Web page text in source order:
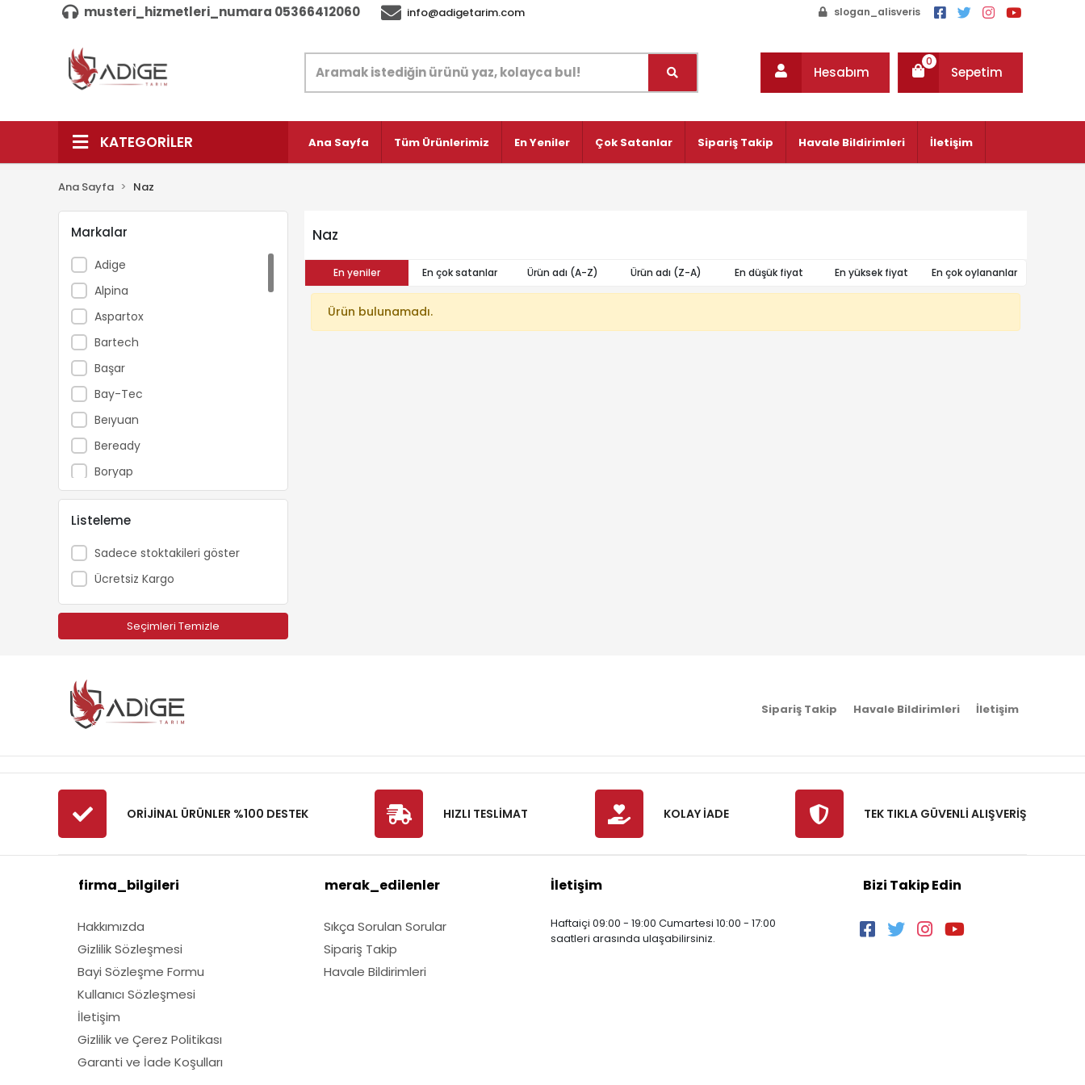
musteri_hizmetleri_numara 05366412060 info@adigetarim.com slogan_alisveris
Hesabım Sepetim
0
KATEGORİLER Ana Sayfa Tüm Ürünlerimiz En Yeniler Çok Satanlar Sipariş Takip Havale Bildirimleri İletişim
Ana Sayfa Naz
Markalar
Adige
Alpina
Aspartox
Bartech
Başar
Bay-Tec
Beıyuan
Beready
Boryap
Brofar
Bursa Tohum
Carlton
Catpower
Cifarelli
Dakkin
Energy
Fibrodem
First
Fırtına
Fıskars
GMT
Husqvarna
Lubex
Marmara
Nylgrass
Oleomac
Listeleme
Sadece stoktakileri göster
Ücretsiz Kargo
Seçimleri Temizle
Naz
En yeniler En çok satanlar Ürün adı (A-Z) Ürün adı (Z-A) En düşük fiyat En yüksek fiyat En çok oylananlar
Ürün bulunamadı.
Sipariş Takip Havale Bildirimleri İletişim
ORİJİNAL ÜRÜNLER %100 DESTEK HIZLI TESLİMAT KOLAY İADE TEK TIKLA GÜVENLİ ALIŞVERİŞ
firma_bilgileri
Hakkımızda
Gizlilik Sözleşmesi
Bayi Sözleşme Formu
Kullanıcı Sözleşmesi
İletişim
Gizlilik ve Çerez Politikası
Garanti ve İade Koşulları
merak_edilenler
Sıkça Sorulan Sorular
Sipariş Takip
Havale Bildirimleri
İletişim
Haftaiçi 09:00 - 19:00 Cumartesi 10:00 - 17:00
saatleri arasında ulaşabilirsiniz.
Bizi Takip Edin